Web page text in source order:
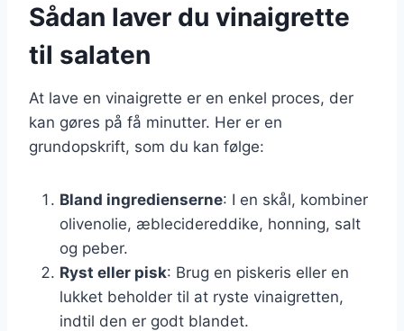
Sådan laver du vinaigrette
til salaten
At lave en vinaigrette er en enkel proces, der
kan gøres på få minutter. Her er en
grundopskrift, som du kan følge:
Bland ingredienserne: I en skål, kombiner
olivenolie, æblecidereddike, honning, salt
og peber.
Ryst eller pisk: Brug en piskeris eller en
lukket beholder til at ryste vinaigretten,
indtil den er godt blandet.